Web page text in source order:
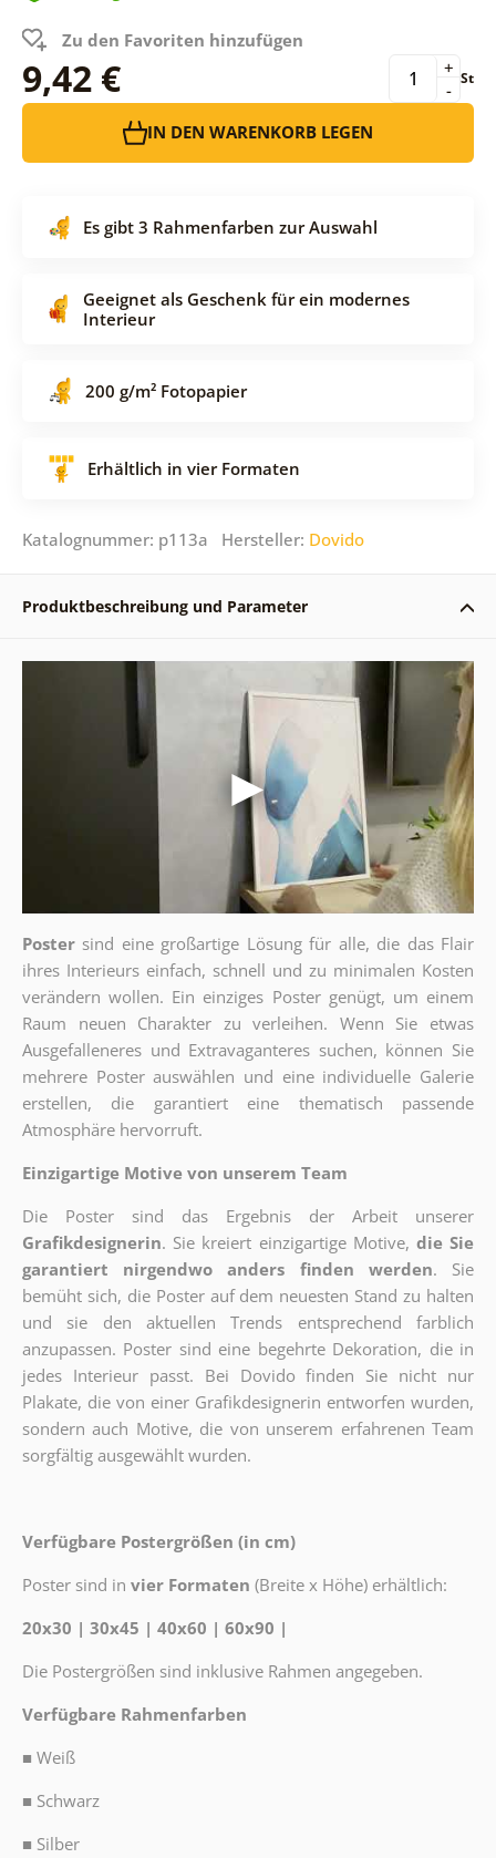
Zu den Favoriten hinzufügen
9,42 € -
+ St
IN DEN WARENKORB LEGEN
Es gibt 3 Rahmenfarben zur Auswahl
Geeignet als Geschenk für ein modernes
Interieur
200 g/m² Fotopapier
Erhältlich in vier Formaten
Katalognummer: p113a Hersteller: Dovido
Produktbeschreibung und Parameter
Poster sind eine großartige Lösung für alle, die das Flair
ihres Interieurs einfach, schnell und zu minimalen Kosten
verändern wollen. Ein einziges Poster genügt, um einem
Raum neuen Charakter zu verleihen. Wenn Sie etwas
Ausgefalleneres und Extravaganteres suchen, können Sie
mehrere Poster auswählen und eine individuelle Galerie
erstellen, die garantiert eine thematisch passende
Atmosphäre hervorruft.
Einzigartige Motive von unserem Team
Die Poster sind das Ergebnis der Arbeit unserer
Grafikdesignerin. Sie kreiert einzigartige Motive, die Sie
garantiert nirgendwo anders finden werden. Sie
bemüht sich, die Poster auf dem neuesten Stand zu halten
und sie den aktuellen Trends entsprechend farblich
anzupassen. Poster sind eine begehrte Dekoration, die in
jedes Interieur passt. Bei Dovido finden Sie nicht nur
Plakate, die von einer Grafikdesignerin entworfen wurden,
sondern auch Motive, die von unserem erfahrenen Team
sorgfältig ausgewählt wurden.
Verfügbare Postergrößen (in cm)
Poster sind in vier Formaten (Breite x Höhe) erhältlich:
20x30 | 30x45 | 40x60 | 60x90 |
Die Postergrößen sind inklusive Rahmen angegeben.
Verfügbare Rahmenfarben
■ Weiß
■ Schwarz
■ Silber